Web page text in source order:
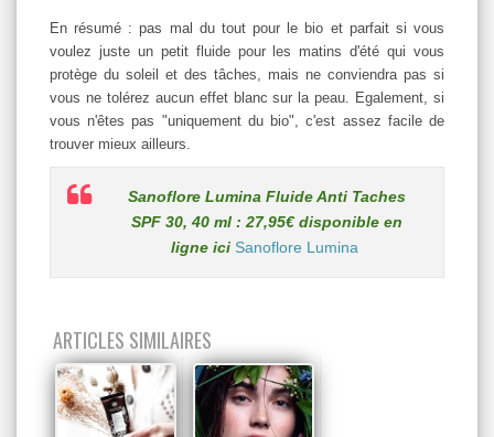
En résumé : pas mal du tout pour le bio et parfait si vous
voulez juste un petit fluide pour les matins d'été qui vous
protège du soleil et des tâches, mais ne conviendra pas si
vous ne tolérez aucun effet blanc sur la peau. Egalement, si
vous n'êtes pas "uniquement du bio", c'est assez facile de
trouver mieux ailleurs.
Sanoflore Lumina Fluide Anti Taches
SPF 30, 40 ml : 27,95€ disponible en
ligne ici Sanoflore Lumina
ARTICLES SIMILAIRES